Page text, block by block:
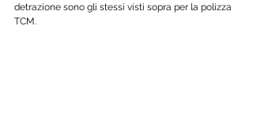
detrazione sono gli stessi visti sopra per la polizza
TCM.